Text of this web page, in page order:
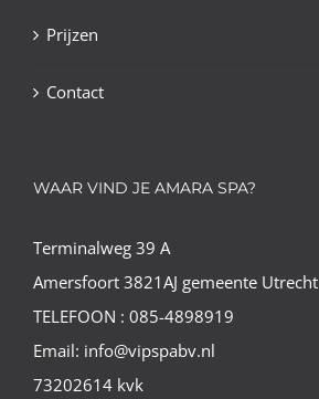
Prijzen
Contact
WAAR VIND JE AMARA SPA?
Terminalweg 39 A
Amersfoort 3821AJ gemeente Utrecht
TELEFOON : 085-4898919
Email: info@vipspabv.nl
73202614 kvk